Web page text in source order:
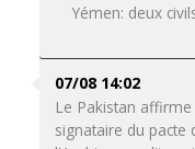
Yémen: deux
07/08 14:02
Le Pakistan
signataire du pacte